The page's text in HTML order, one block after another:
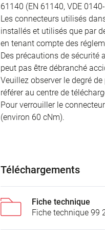
61140 (EN 61140, VDE
Les connecteurs utilisés
installés et utilisés que par
en tenant compte des
Des précautions de sécurité
peut pas être débranché
Veuillez observer le degré
référer au centre de
Pour verrouiller le
(environ 60 cNm).
Téléchargements
Fiche technique
Fiche technique 99